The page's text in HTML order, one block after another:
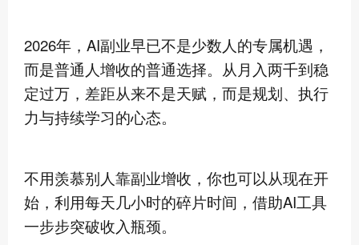
2026年，AI副业早已不是少数人的专属机遇，
而是普通人增收的普通选择。从月入两千到稳
定过万，差距从来不是天赋，而是规划、执行
力与持续学习的心态。
不用羡慕别人靠副业增收，你也可以从现在开
始，利用每天几小时的碎片时间，借助AI工具
一步步突破收入瓶颈。